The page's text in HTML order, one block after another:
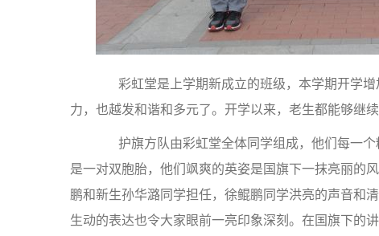
彩虹堂是上学期新成立的班级，本学期开学增
力，也越发和谐和多元了。开学以来，老生都能够继
护旗方队由彩虹堂全体同学组成，他们每一个
是一对双胞胎，他们飒爽的英姿是国旗下一抹亮丽的
鹏和新生孙华潞同学担任，徐鲲鹏同学洪亮的声音和
生动的表达也令大家眼前一亮印象深刻。在国旗下的